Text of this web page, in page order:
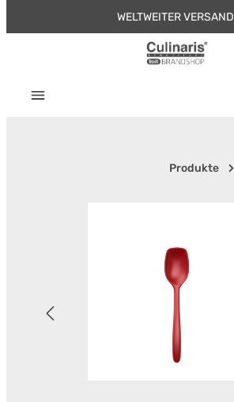
Zum Hauptinhalt springenWELTWEITER VERSAND
Produkte